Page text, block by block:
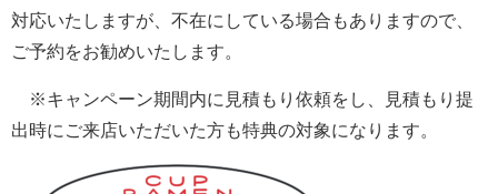
対応いたしますが、不在にしている場合もありますので、
ご予約をお勧めいたします。
※キャンペーン期間内に見積もり依頼をし、見積もり提
出時にご来店いただいた方も特典の対象になります。